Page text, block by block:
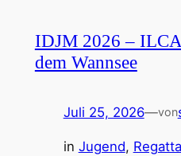
IDJM 2026 –
dem Wannsee
Juli 25, 2026—von
in Jugend, Regatta